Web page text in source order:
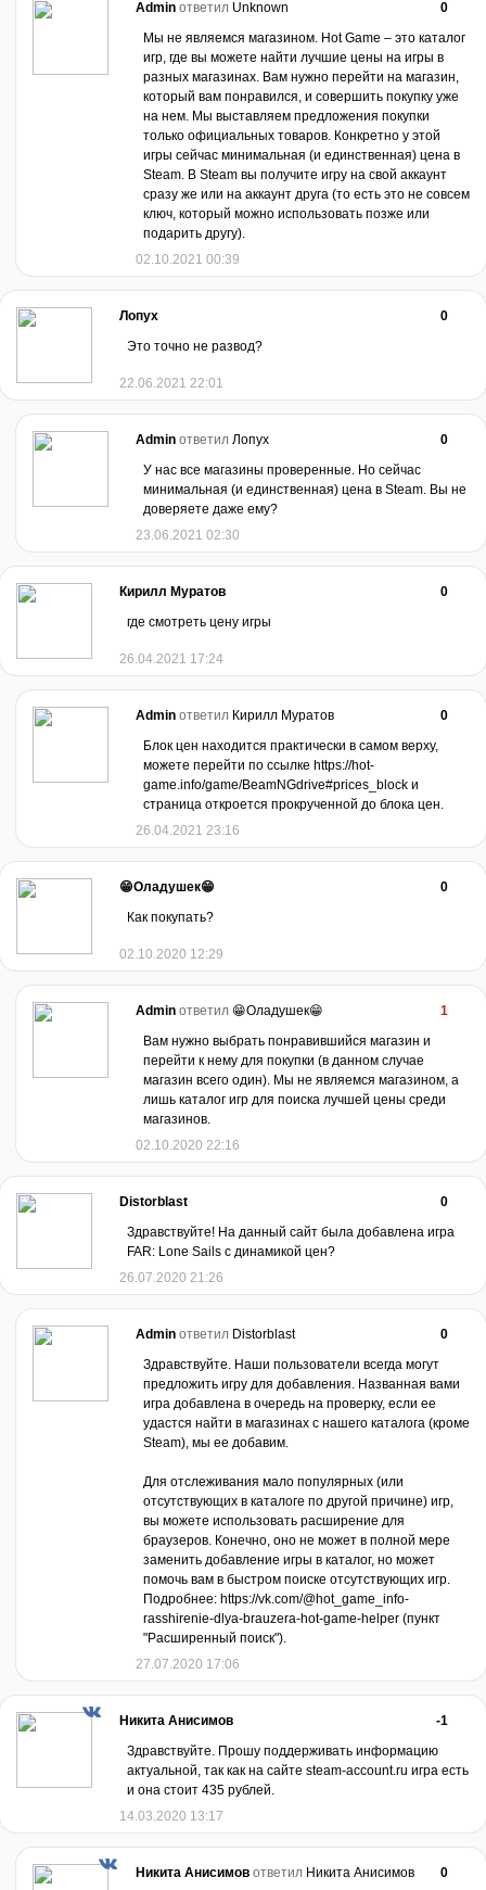
Admin ответил Unknown
0
Мы не являемся магазином. Hot Game – это каталог
игр, где вы можете найти лучшие цены на игры в
разных магазинах. Вам нужно перейти на магазин,
который вам понравился, и совершить покупку уже
на нем. Мы выставляем предложения покупки
только официальных товаров. Конкретно у этой
игры сейчас минимальная (и единственная) цена в
Steam. В Steam вы получите игру на свой аккаунт
сразу же или на аккаунт друга (то есть это не совсем
ключ, который можно использовать позже или
подарить другу).
02.10.2021 00:39
Лопух
0
Это точно не развод?
22.06.2021 22:01
Admin ответил Лопух
0
У нас все магазины проверенные. Но сейчас
минимальная (и единственная) цена в Steam. Вы не
доверяете даже ему?
23.06.2021 02:30
Кирилл Муратов
0
где смотреть цену игры
26.04.2021 17:24
Admin ответил Кирилл Муратов
0
Блок цен находится практически в самом верху,
можете перейти по ссылке https://hot-
game.info/game/BeamNGdrive#prices_block и
страница откроется прокрученной до блока цен.
26.04.2021 23:16
😁Оладушек😁
0
Как покупать?
02.10.2020 12:29
Admin ответил 😁Оладушек😁
1
Вам нужно выбрать понравившийся магазин и
перейти к нему для покупки (в данном случае
магазин всего один). Мы не являемся магазином, а
лишь каталог игр для поиска лучшей цены среди
магазинов.
02.10.2020 22:16
Distorblast
0
Здравствуйте! На данный сайт была добавлена игра
FAR: Lone Sails с динамикой цен?
26.07.2020 21:26
Admin ответил Distorblast
0
Здравствуйте. Наши пользователи всегда могут
предложить игру для добавления. Названная вами
игра добавлена в очередь на проверку, если ее
удастся найти в магазинах с нашего каталога (кроме
Steam), мы ее добавим.
Для отслеживания мало популярных (или
отсутствующих в каталоге по другой причине) игр,
вы можете использовать расширение для
браузеров. Конечно, оно не может в полной мере
заменить добавление игры в каталог, но может
помочь вам в быстром поиске отсутствующих игр.
Подробнее: https://vk.com/@hot_game_info-
rasshirenie-dlya-brauzera-hot-game-helper (пункт
"Расширенный поиск").
27.07.2020 17:06
Никита Анисимов
-1
Здравствуйте. Прошу поддерживать информацию
актуальной, так как на сайте steam-account.ru игра есть
и она стоит 435 рублей.
14.03.2020 13:17
Никита Анисимов ответил Никита Анисимов
0